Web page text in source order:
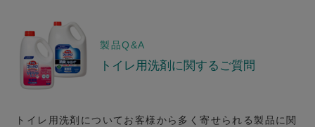
製品Q&A
トイレ用洗剤に関するご質問
トイレ用洗剤についてお客様から多く寄せられる製品に関